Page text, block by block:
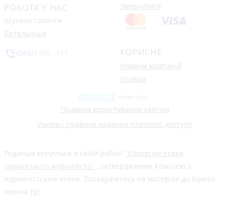
РОБОТА У НАС
Шукаєм таланти
Детальніше
Звернутися
КОРИСНЕ
Новини компаній
Огляди
Правила користування сайтом
Умови і правила надання платного доступу
Редакція керується в своїй роботі "Кодексом етики
українського журналіста" , затвердженим Комісією з
журналістської етики. Поскаржитись на матеріал до Комісії
можна тут